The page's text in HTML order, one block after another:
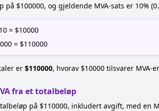
$100000, og gjeldende MVA-sats er 10%
= $10000
= $110000
er $110000, hvorav $10000 tilsvarer MVA-
fra et totalbeløp
på $110000, inkludert avgift, med en